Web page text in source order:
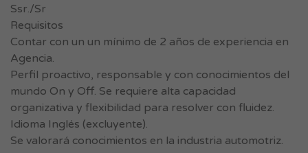
Ssr./Sr
Requisitos
Contar con un un mínimo de 2 años de experiencia en
Agencia.
Perfil proactivo, responsable y con conocimientos del
mundo On y Off. Se requiere alta capacidad
organizativa y flexibilidad para resolver con fluidez.
Idioma Inglés (excluyente).
Se valorará conocimientos en la industria automotriz.